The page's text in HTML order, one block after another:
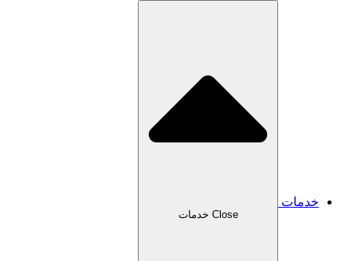
خدمات
Close خدمات